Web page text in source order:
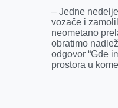
– Jedne
vozače i
neometano
obratimo
odgovor “Gde
prostora u